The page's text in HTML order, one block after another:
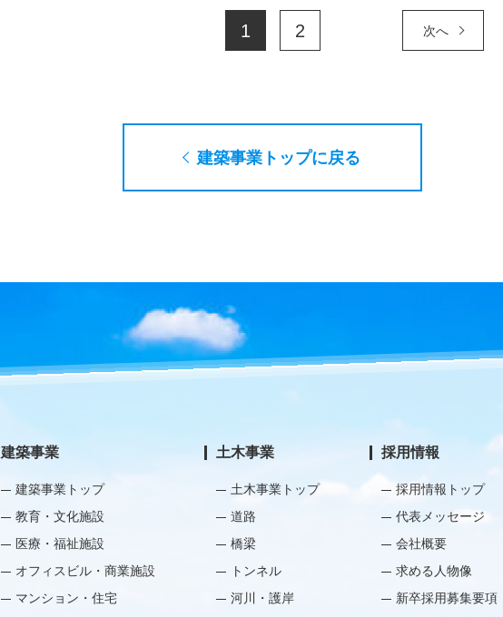
1 2 次へ
建築事業トップに戻る
建築事業
建築事業トップ
教育・文化施設
医療・福祉施設
オフィスビル・商業施設
マンション・住宅
土木事業
土木事業トップ
道路
橋梁
トンネル
河川・護岸
採用情報
採用情報トップ
代表メッセージ
会社概要
求める人物像
新卒採用募集要項